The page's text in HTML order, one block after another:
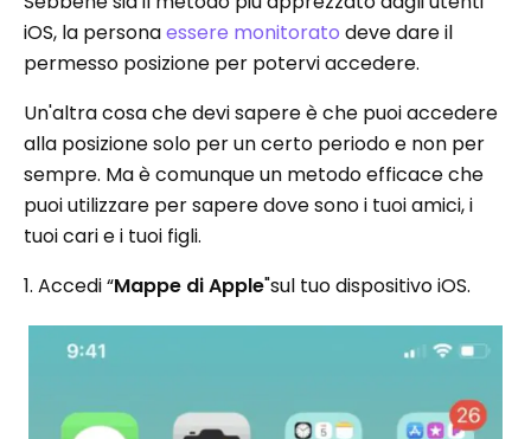
iOS, la personaessere monitorato deve dare il
permesso posizione per potervi accedere.
Un'altra cosa che devi sapere è che puoi accedere
alla posizione solo per un certo periodo e non per
sempre. Ma è comunque un metodo efficace che
puoi utilizzare per sapere dove sono i tuoi amici, i
tuoi cari e i tuoi figli.
1. Accedi “Mappe di Apple"sul tuo dispositivo iOS.